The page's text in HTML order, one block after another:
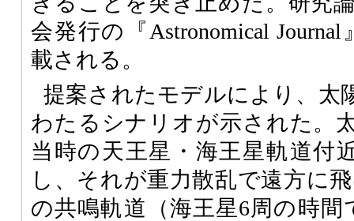
会発行の『Astronomical
載される。
提案されたモデルにより、太
わたるシナリオが示された。
当時の天王星・海王星軌道付
し、それが重力散乱で遠方に
の共鳴軌道（海王星6周の時